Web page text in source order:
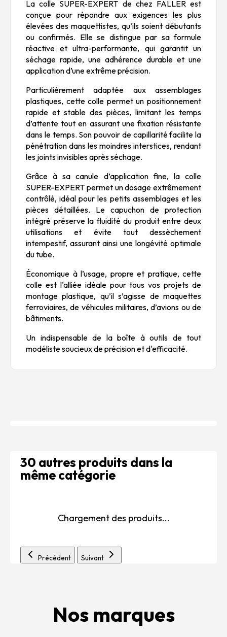
La colle SUPER-EXPERT de chez FALLER est
conçue pour répondre aux exigences les plus
élevées des maquettistes, qu’ils soient débutants
ou confirmés. Elle se distingue par sa formule
réactive et ultra-performante, qui garantit un
séchage rapide, une adhérence durable et une
application d’une extrême précision.
Particulièrement adaptée aux assemblages
plastiques, cette colle permet un positionnement
rapide et stable des pièces, limitant les temps
d’attente tout en assurant une fixation résistante
dans le temps. Son pouvoir de capillarité facilite la
pénétration dans les moindres interstices, rendant
les joints invisibles après séchage.
Grâce à sa canule d’application fine, la colle
SUPER-EXPERT permet un dosage extrêmement
contrôlé, idéal pour les petits assemblages et les
pièces détaillées. Le capuchon de protection
intégré préserve la fluidité du produit entre deux
utilisations et évite tout dessèchement
intempestif, assurant ainsi une longévité optimale
du tube.
Économique à l’usage, propre et pratique, cette
colle est l’alliée idéale pour tous vos projets de
montage plastique, qu’il s’agisse de maquettes
ferroviaires, de véhicules militaires, d’avions ou de
bâtiments.
Un indispensable de la boîte à outils de tout
modéliste soucieux de précision et d'efficacité.
30 autres produits dans la
même catégorie
Chargement des produits...
Précédent Suivant
Nos marques